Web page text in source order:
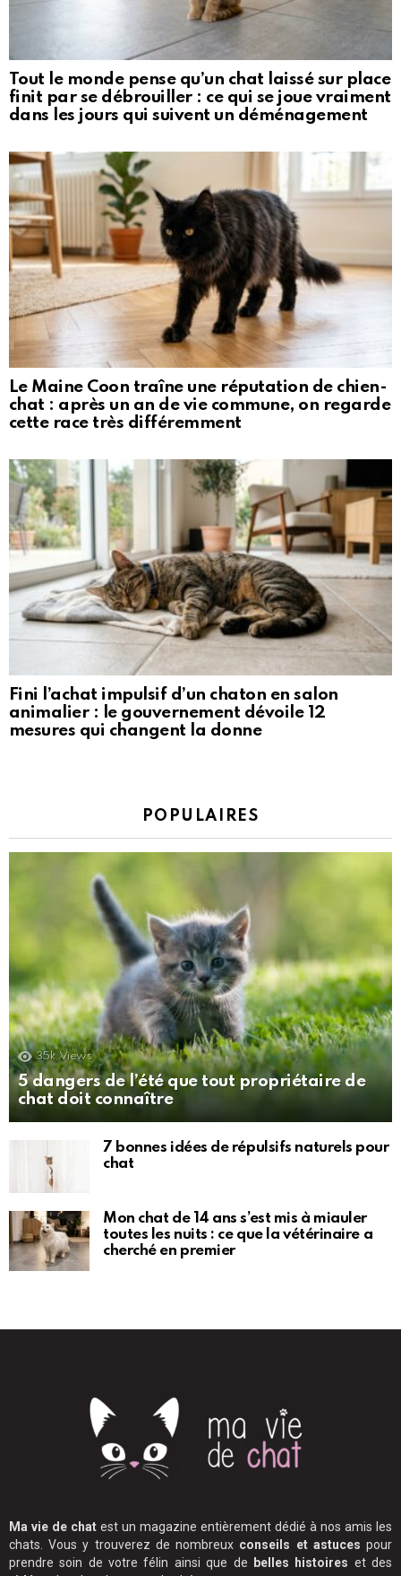
Tout le monde pense qu’un chat laissé sur place
finit par se débrouiller : ce qui se joue vraiment
dans les jours qui suivent un déménagement
Le Maine Coon traîne une réputation de chien-
chat : après un an de vie commune, on regarde
cette race très différemment
Fini l’achat impulsif d’un chaton en salon
animalier : le gouvernement dévoile 12
mesures qui changent la donne
POPULAIRES
35k Views
5 dangers de l’été que tout propriétaire de
chat doit connaître
7 bonnes idées de répulsifs naturels pour
chat
Mon chat de 14 ans s’est mis à miauler
toutes les nuits : ce que la vétérinaire a
cherché en premier
Ma vie de chat est un magazine entièrement dédié à nos amis les
chats. Vous y trouverez de nombreux conseils et astuces pour
prendre soin de votre félin ainsi que de
belles histoires et des